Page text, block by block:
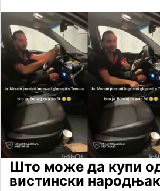
Што може да купи
вистински народњак